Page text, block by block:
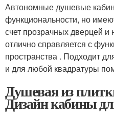
Автономные душевые
функциональности, но
счет прозрачных дверцей и
отлично справляется с
пространства . Подходит
и для любой квадратуры
Душевая из
Дизайн кабины